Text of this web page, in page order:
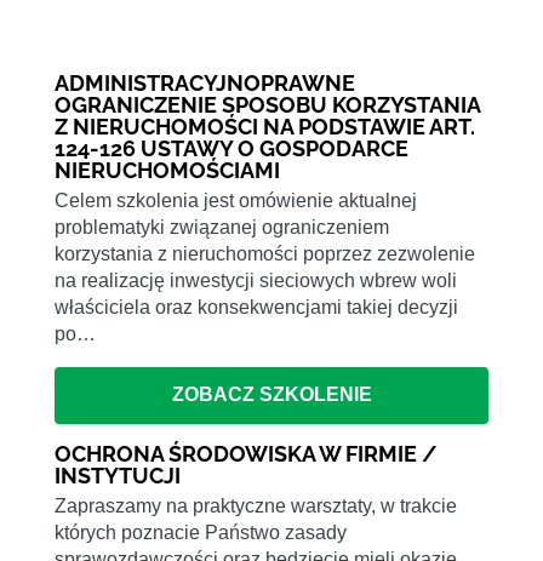
ADMINISTRACYJNOPRAWNE
OGRANICZENIE SPOSOBU KORZYSTANIA
Z NIERUCHOMOŚCI NA PODSTAWIE ART.
124-126 USTAWY O GOSPODARCE
NIERUCHOMOŚCIAMI
Celem szkolenia jest omówienie aktualnej
problematyki związanej ograniczeniem
korzystania z nieruchomości poprzez zezwolenie
na realizację inwestycji sieciowych wbrew woli
właściciela oraz konsekwencjami takiej decyzji
po…
ZOBACZ SZKOLENIE
OCHRONA ŚRODOWISKA W FIRMIE /
INSTYTUCJI
Zapraszamy na praktyczne warsztaty, w trakcie
których poznacie Państwo zasady